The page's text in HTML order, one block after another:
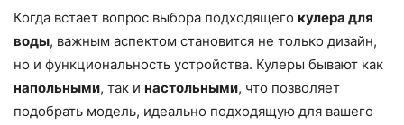
Когда встает вопрос выбора подходящего кулера для
воды, важным аспектом становится не только дизайн,
но и функциональность устройства. Кулеры бывают как
напольными, так и настольными, что позволяет
подобрать модель, идеально подходящую для вашего